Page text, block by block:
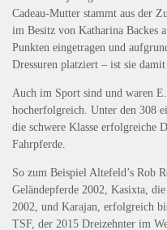
Cadeau-Mutter stammt aus der
im Besitz von Katharina Backes
Punkten eingetragen und
Dressuren platziert – ist sie
Auch im Sport sind und waren
hocherfolgreich. Unter den 308
die schwere Klasse erfolgreiche
Fahrpferde.
So zum Beispiel Altefeld’s Rob
Geländepferde 2002, Kasixta,
2002, und Karajan, erfolgreich
TSF, der 2015 Dreizehnter im